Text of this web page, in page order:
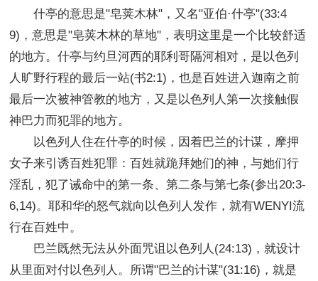
什亭的意思是"皂荚木林"，又名"亚伯·什亭"(33:4
9)，意思是"皂荚木林的草地"，表明这里是一个比较舒适
的地方。什亭与约旦河西的耶利哥隔河相对，是以色列
人旷野行程的最后一站(书2:1)，也是百姓进入迦南之前
最后一次被神管教的地方，又是以色列人第一次接触假
神巴力而犯罪的地方。
以色列人住在什亭的时候，因着巴兰的计谋，摩押
女子来引诱百姓犯罪：百姓就跪拜她们的神，与她们行
淫乱，犯了诫命中的第一条、第二条与第七条(参出20:3-
6,14)。耶和华的怒气就向以色列人发作，就有WENYI流
行在百姓中。
巴兰既然无法从外面咒诅以色列人(24:13)，就设计
从里面对付以色列人。所谓"巴兰的计谋"(31:16)，就是